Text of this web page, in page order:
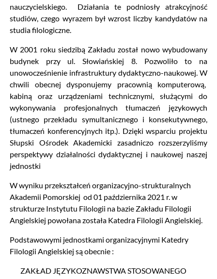
nauczycielskiego. Działania te podniosły atrakcyjność
studiów, czego wyrazem był wzrost liczby kandydatów na
studia filologiczne.
W 2001 roku siedzibą Zakładu został nowo wybudowany
budynek przy ul. Słowiańskiej 8. Pozwoliło to na
unowocześnienie infrastruktury dydaktyczno-naukowej. W
chwili obecnej dysponujemy pracownią komputerową,
kabiną oraz urządzeniami technicznymi, służącymi do
wykonywania profesjonalnych tłumaczeń językowych
(ustnego przekładu symultanicznego i konsekutywnego,
tłumaczeń konferencyjnych itp.). Dzięki wsparciu projektu
Słupski Ośrodek Akademicki zasadniczo rozszerzyliśmy
perspektywy działalności dydaktycznej i naukowej naszej
jednostki
W wyniku przekształceń organizacyjno-strukturalnych
Akademii Pomorskiej od 01 października 2021 r. w
strukturze Instytutu Filologii na bazie Zakładu Filologii
Angielskiej powołana została Katedra Filologii Angielskiej.
Podstawowymi jednostkami organizacyjnymi Katedry
Filologii Angielskiej są obecnie :
ZAKŁAD JĘZYKOZNAWSTWA STOSOWANEGO